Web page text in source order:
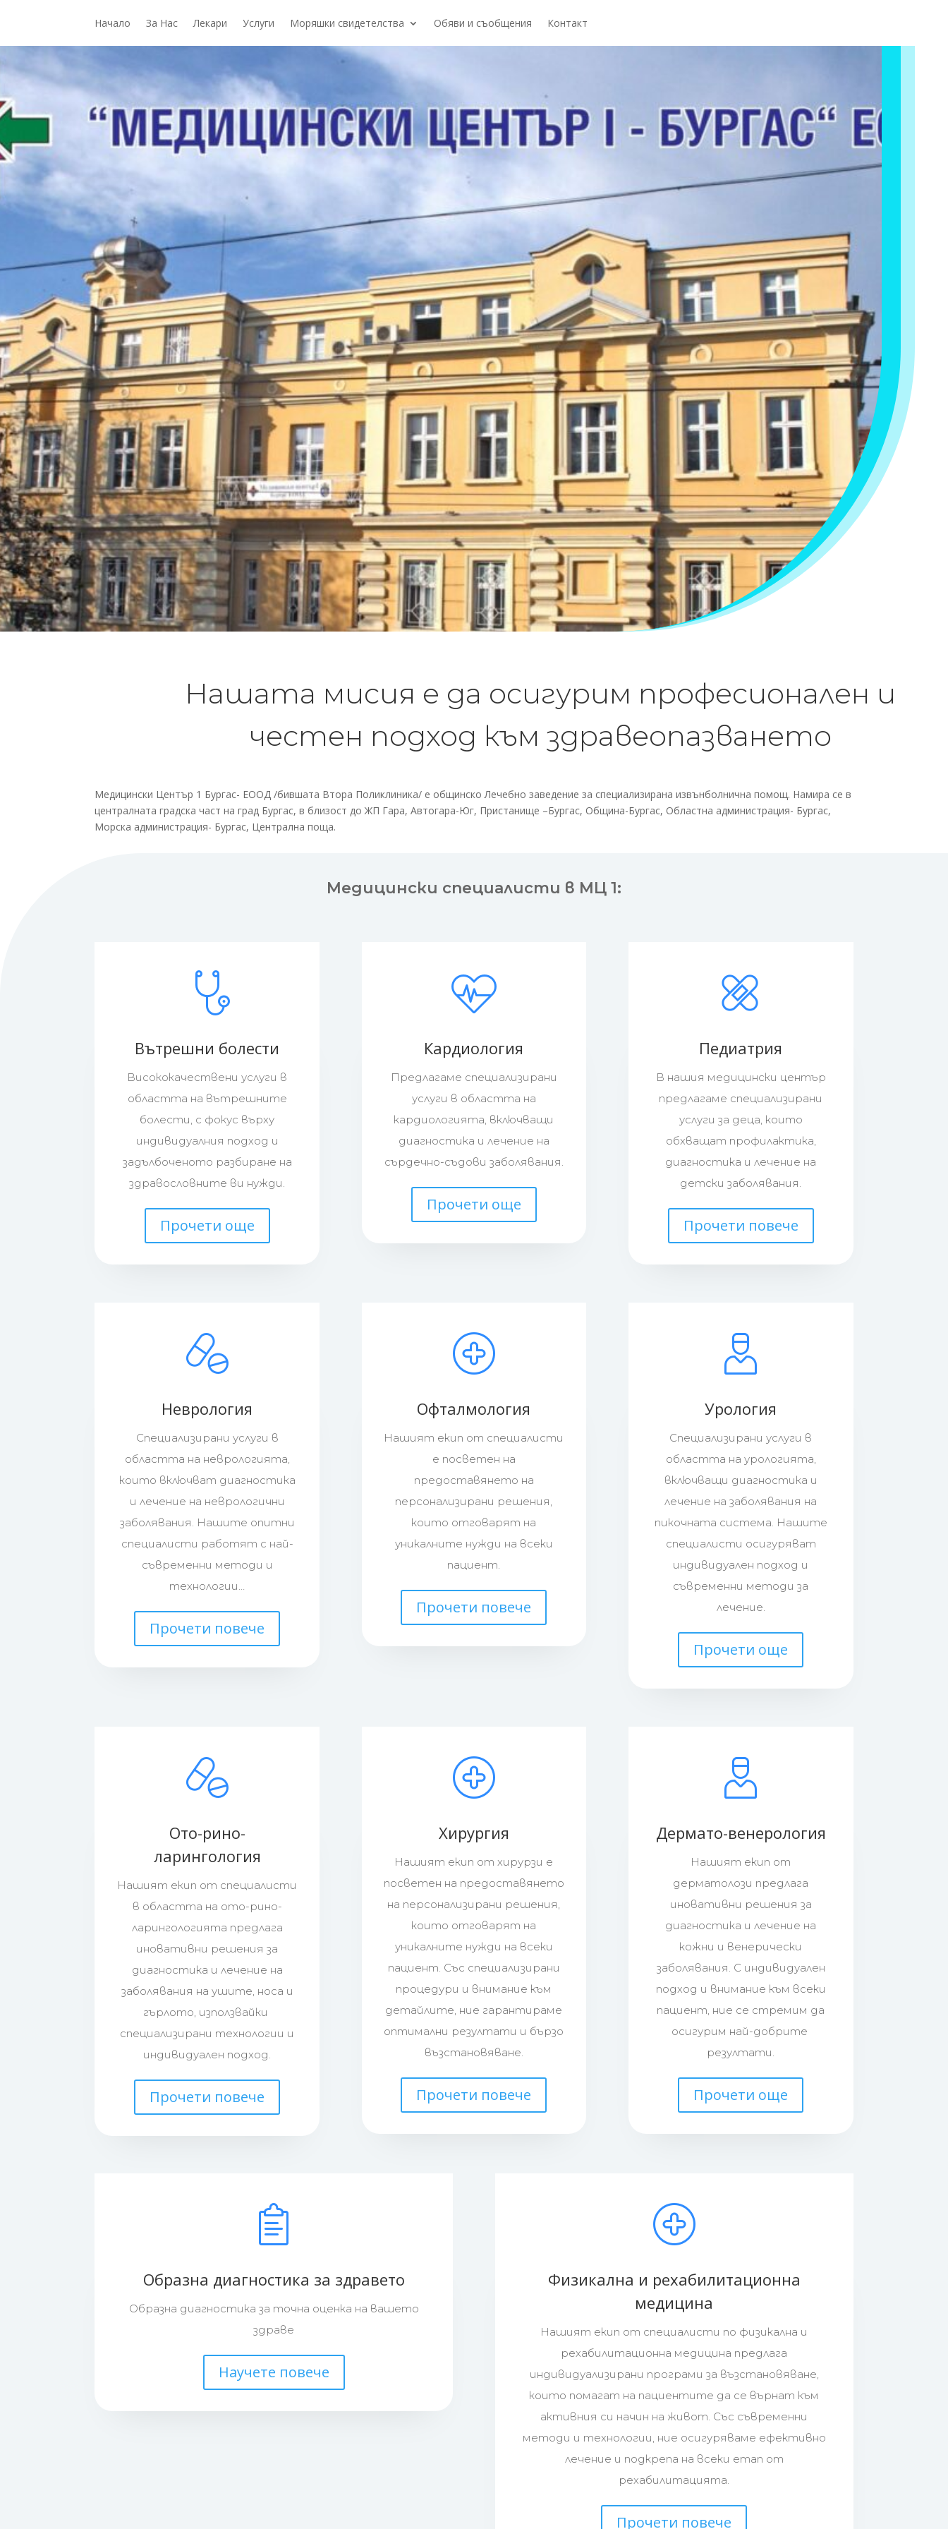
Начало За Нас Лекари Услуги Моряшки свидетелства Обяви и съобщения Контакт
Нашата мисия е да осигурим професионален и
честен подход към здравеопазването
Медицински Център 1 Бургас- ЕООД /бившата Втора Поликлиника/ е общинско Лечебно заведение за специализирана извънболнична помощ. Намира се в
централната градска част на град Бургас, в близост до ЖП Гара, Автогара-Юг, Пристанище –Бургас, Община-Бургас, Областна администрация- Бургас,
Морска администрация- Бургас, Централна поща.
Медицински специалисти в МЦ 1:
Вътрешни болести
Висококачествени услуги в
областта на вътрешните
болести, с фокус върху
индивидуалния подход и
задълбоченото разбиране на
здравословните ви нужди.
Прочети още
Кардиология
Предлагаме специализирани
услуги в областта на
кардиологията, включващи
диагностика и лечение на
сърдечно-съдови заболявания.
Прочети още
Педиатрия
В нашия медицински център
предлагаме специализирани
услуги за деца, които
обхващат профилактика,
диагностика и лечение на
детски заболявания.
Прочети повече
Неврология
Специализирани услуги в
областта на неврологията,
които включват диагностика
и лечение на неврологични
заболявания. Нашите опитни
специалисти работят с най-
съвременни методи и
технологии…
Прочети повече
Офталмология
Нашият екип от специалисти
е посветен на
предоставянето на
персонализирани решения,
които отговарят на
уникалните нужди на всеки
пациент.
Прочети повече
Урология
Специализирани услуги в
областта на урологията,
включващи диагностика и
лечение на заболявания на
пикочната система. Нашите
специалисти осигуряват
индивидуален подход и
съвременни методи за
лечение.
Прочети още
Ото-рино-
ларингология
Нашият екип от специалисти
в областта на ото-рино-
ларингологията предлага
иновативни решения за
диагностика и лечение на
заболявания на ушите, носа и
гърлото, използвайки
специализирани технологии и
индивидуален подход.
Прочети повече
Хирургия
Нашият екип от хирурзи е
посветен на предоставянето
на персонализирани решения,
които отговарят на
уникалните нужди на всеки
пациент. Със специализирани
процедури и внимание към
детайлите, ние гарантираме
оптимални резултати и бързо
възстановяване.
Прочети повече
Дермато-венерология
Нашият екип от
дерматолози предлага
иновативни решения за
диагностика и лечение на
кожни и венерически
заболявания. С индивидуален
подход и внимание към всеки
пациент, ние се стремим да
осигурим най-добрите
резултати.
Прочети още
Образна диагностика за здравето
Образна диагностика за точна оценка на вашето
здраве
Научете повече
Физикална и рехабилитационна
медицина
Нашият екип от специалисти по физикална и
рехабилитационна медицина предлага
индивидуализирани програми за възстановяване,
които помагат на пациентите да се върнат към
активния си начин на живот. Със съвременни
методи и технологии, ние осигуряваме ефективно
лечение и подкрепа на всеки етап от
рехабилитацията.
Прочети повече